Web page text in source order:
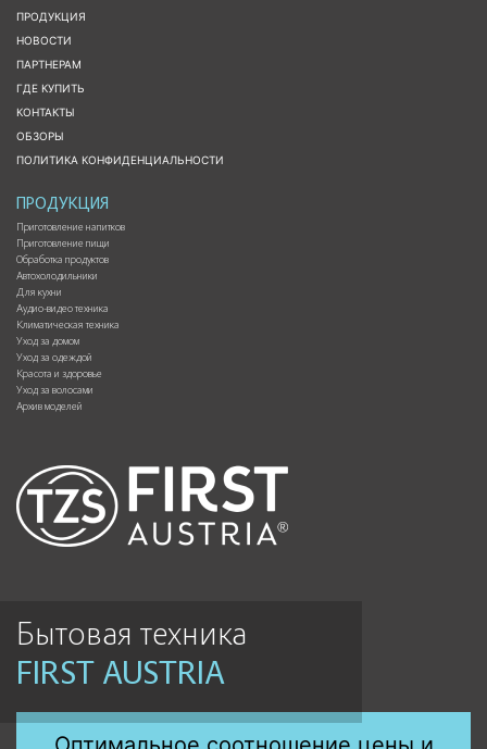
ПРОДУКЦИЯ
НОВОСТИ
ПАРТНЕРАМ
ГДЕ КУПИТЬ
КОНТАКТЫ
ОБЗОРЫ
ПОЛИТИКА КОНФИДЕНЦИАЛЬНОСТИ
ПРОДУКЦИЯ
Приготовление напитков
Приготовление пищи
Обработка продуктов
Автохолодильники
Для кухни
Аудио-видео техника
Климатическая техника
Уход за домом
Уход за одеждой
Красота и здоровье
Уход за волосами
Архив моделей
Бытовая техника
FIRST AUSTRIA